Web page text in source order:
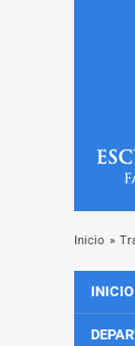
Inicio »
INICIO